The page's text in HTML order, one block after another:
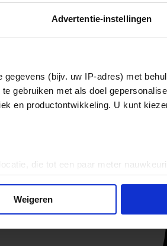
Advertentie-instellingen
gegevens (bijv. uw IP-adres) met
gebruiken met als doel
en productontwikkeling. U kunt
die tot een paar meter
op specifieke eigenschappen
verwerkt en stel uw voorkeuren in het
om functies voor social
Weigeren